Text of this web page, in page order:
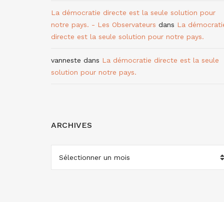
La démocratie directe est la seule solution pour
notre pays. - Les Observateurs dans La
directe est la seule solution pour notre pays.
vanneste dans La démocratie directe est la seule
solution pour notre pays.
ARCHIVES
ARCHIVES